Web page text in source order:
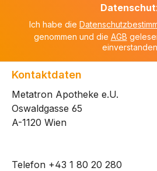
Ich habe die
genommen und die AGB
Kontaktdaten
Metatron Apotheke e.U.
Oswaldgasse 65
A-1120 Wien
Telefon +43 1 80 20 280